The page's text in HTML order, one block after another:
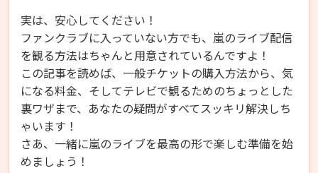
実は、安心してください！
ファンクラブに入っていない方でも、嵐のライブ配信
を観る方法はちゃんと用意されているんですよ！
この記事を読めば、一般チケットの購入方法から、気
になる料金、そしてテレビで観るためのちょっとした
裏ワザまで、あなたの疑問がすべてスッキリ解決しち
ゃいます！
さあ、一緒に嵐のライブを最高の形で楽しむ準備を始
めましょう！